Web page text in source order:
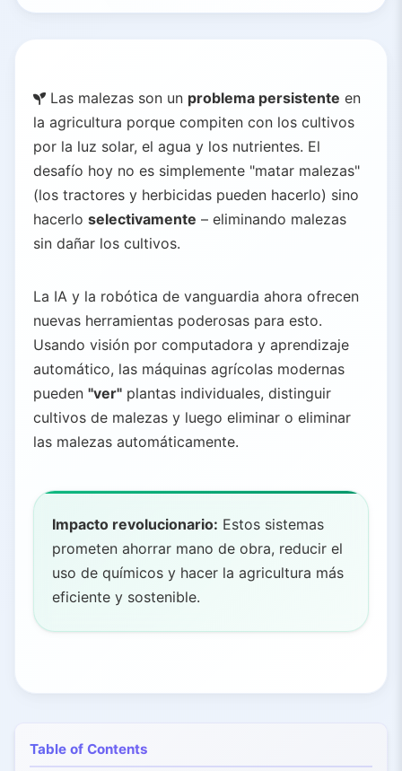
Las malezas son un problema persistente en
la agricultura porque compiten con los cultivos
por la luz solar, el agua y los nutrientes. El
desafío hoy no es simplemente "matar malezas"
(los tractores y herbicidas pueden hacerlo) sino
hacerlo selectivamente – eliminando malezas
sin dañar los cultivos.
La IA y la robótica de vanguardia ahora ofrecen
nuevas herramientas poderosas para esto.
Usando visión por computadora y aprendizaje
automático, las máquinas agrícolas modernas
pueden "ver" plantas individuales, distinguir
cultivos de malezas y luego eliminar o eliminar
las malezas automáticamente.
Impacto revolucionario: Estos sistemas
prometen ahorrar mano de obra, reducir el
uso de químicos y hacer la agricultura más
eficiente y sostenible.
Table of Contents